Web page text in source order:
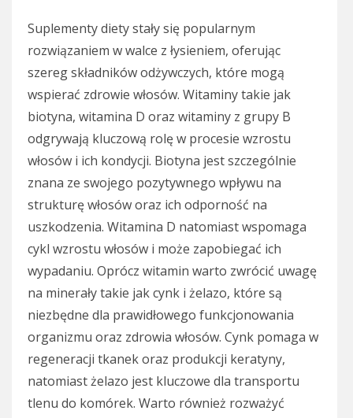
Suplementy diety stały się popularnym
rozwiązaniem w walce z łysieniem, oferując
szereg składników odżywczych, które mogą
wspierać zdrowie włosów. Witaminy takie jak
biotyna, witamina D oraz witaminy z grupy B
odgrywają kluczową rolę w procesie wzrostu
włosów i ich kondycji. Biotyna jest szczególnie
znana ze swojego pozytywnego wpływu na
strukturę włosów oraz ich odporność na
uszkodzenia. Witamina D natomiast wspomaga
cykl wzrostu włosów i może zapobiegać ich
wypadaniu. Oprócz witamin warto zwrócić uwagę
na minerały takie jak cynk i żelazo, które są
niezbędne dla prawidłowego funkcjonowania
organizmu oraz zdrowia włosów. Cynk pomaga w
regeneracji tkanek oraz produkcji keratyny,
natomiast żelazo jest kluczowe dla transportu
tlenu do komórek. Warto również rozważyć